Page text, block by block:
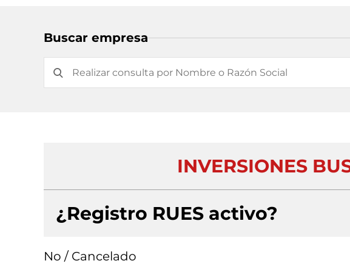
Buscar empresa
INVERSIONES
¿Registro RUES activo?
No / Cancelado